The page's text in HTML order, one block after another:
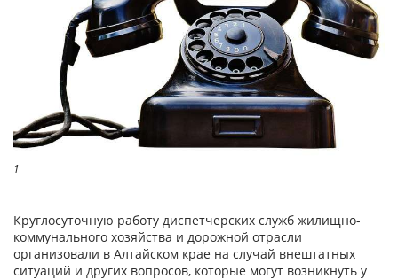
1
Круглосуточную работу диспетчерских служб жилищно-
коммунального хозяйства и дорожной отрасли
организовали в Алтайском крае на случай внештатных
ситуаций и других вопросов, которые могут возникнуть у